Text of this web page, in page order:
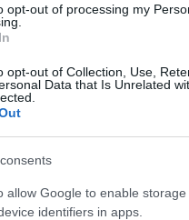
opt-out of processing my
opt-out of Collection, Use,
Data that Is Unrelated
allow Google to enable
identifiers in apps.
zelenjava s samo 5
in minerali, zaradi
in K. Vitamin A pomaga
kalij in magnezij, ki so
za dodajanje
vrstam raka.